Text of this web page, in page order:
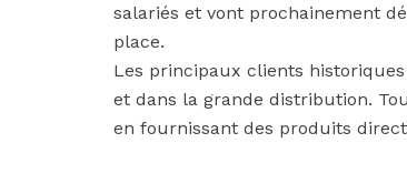
salariés et vont prochainement
place.
Les principaux clients
et dans la grande distribution.
en fournissant des produits